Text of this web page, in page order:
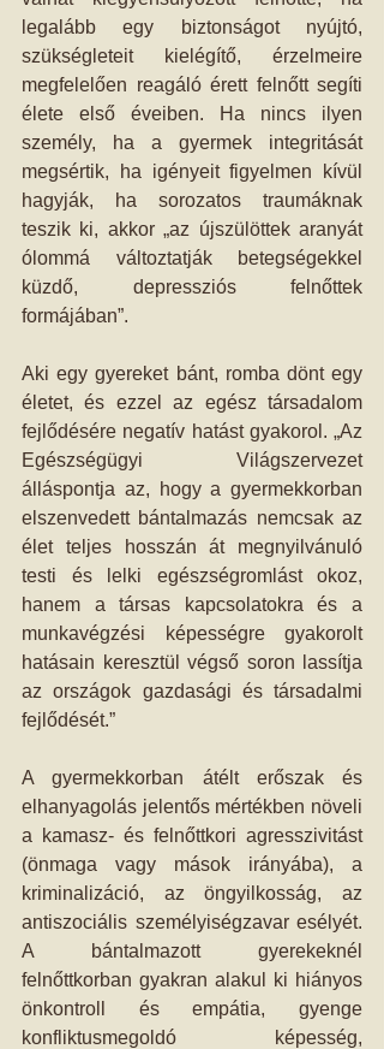
legalább egy biztonságot nyújtó,
szükségleteit kielégítő, érzelmeire
megfelelően reagáló érett felnőtt segíti
élete első éveiben. Ha nincs ilyen
személy, ha a gyermek integritását
megsértik, ha igényeit figyelmen kívül
hagyják, ha sorozatos traumáknak
teszik ki, akkor „az újszülöttek aranyát
ólommá változtatják betegségekkel
küzdő, depressziós felnőttek
formájában”.
Aki egy gyereket bánt, romba dönt egy
életet, és ezzel az egész társadalom
fejlődésére negatív hatást gyakorol. „Az
Egészségügyi Világszervezet
álláspontja az, hogy a gyermekkorban
elszenvedett bántalmazás nemcsak az
élet teljes hosszán át megnyilvánuló
testi és lelki egészségromlást okoz,
hanem a társas kapcsolatokra és a
munkavégzési képességre gyakorolt
hatásain keresztül végső soron lassítja
az országok gazdasági és társadalmi
fejlődését.”
A gyermekkorban átélt erőszak és
elhanyagolás jelentős mértékben növeli
a kamasz- és felnőttkori agresszivitást
(önmaga vagy mások irányába), a
kriminalizáció, az öngyilkosság, az
antiszociális személyiségzavar esélyét.
A bántalmazott gyerekeknél
felnőttkorban gyakran alakul ki hiányos
önkontroll és empátia, gyenge
konfliktusmegoldó képesség,